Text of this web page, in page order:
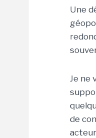
Une
Je ne
de